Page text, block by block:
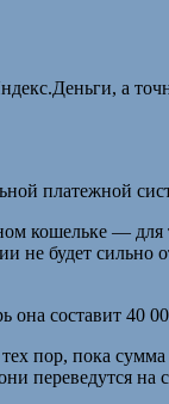
а
платежной
кошельке —
будет
составит 40
пор, пока
на